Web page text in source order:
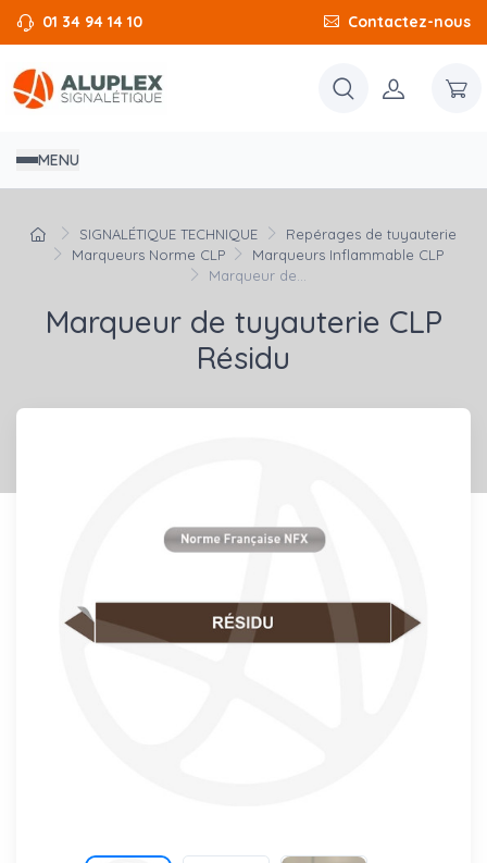
01 34 94 14 10 Contactez-nous
MENU
SIGNALÉTIQUE TECHNIQUE
Repérages de tuyauterie
Marqueurs Norme CLP
Marqueurs Inflammable CLP
Marqueur de...
Marqueur de tuyauterie CLP
Résidu